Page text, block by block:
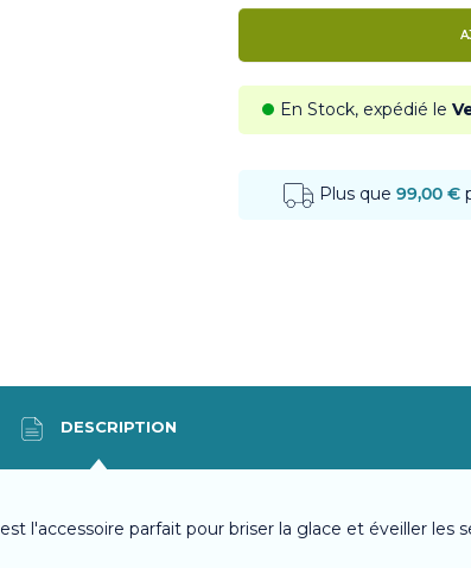
En Stock, expédié le
Plus que 99,00 €
DESCRIPTION
est l'accessoire parfait pour briser la glace et éveiller les